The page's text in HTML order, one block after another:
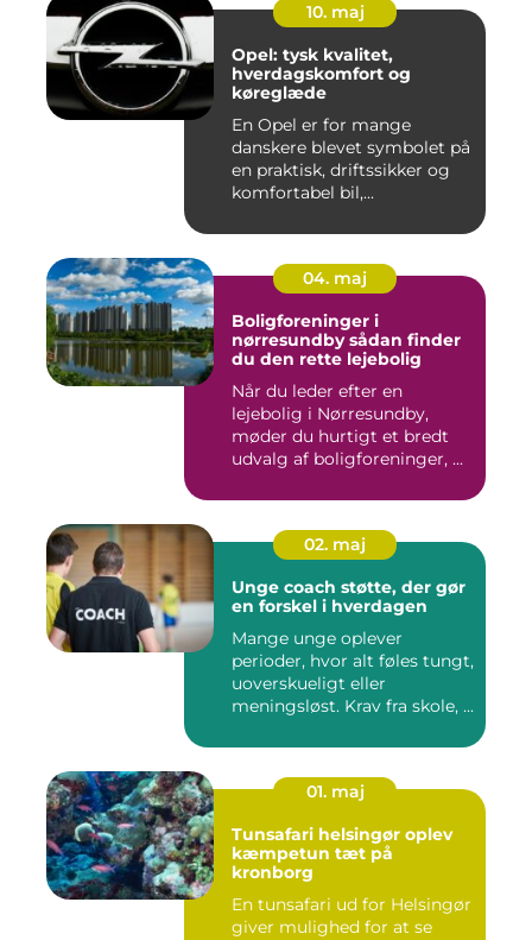
10. maj
Opel: tysk kvalitet,
hverdagskomfort og
køreglæde
En Opel er for mange
danskere blevet symbolet på
en praktisk, driftssikker og
komfortabel bil,...
04. maj
Boligforeninger i
nørresundby sådan finder
du den rette lejebolig
Når du leder efter en
lejebolig i Nørresundby,
møder du hurtigt et bredt
udvalg af boligforeninger, ...
02. maj
Unge coach støtte, der gør
en forskel i hverdagen
Mange unge oplever
perioder, hvor alt føles tungt,
uoverskueligt eller
meningsløst. Krav fra skole, ...
01. maj
Tunsafari helsingør oplev
kæmpetun tæt på
kronborg
En tunsafari ud for Helsingør
giver mulighed for at se